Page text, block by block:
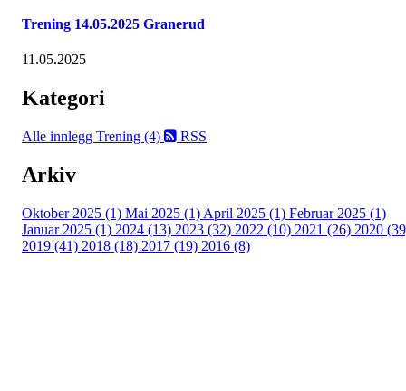
Trening 14.05.2025 Granerud
11.05.2025
Kategori
Alle innlegg Trening (4) RSS
Arkiv
Oktober 2025 (1) Mai 2025 (1) April 2025 (1) Februar 2025 (1)
Januar 2025 (1) 2024 (13) 2023 (32) 2022 (10) 2021 (26) 2020
2019 (41) 2018 (18) 2017 (19) 2016 (8)